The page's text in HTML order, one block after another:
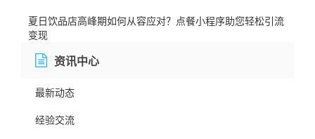
夏日饮品店高峰期如何从容应对？点餐小程序助您轻松引流
变现
资讯中心
最新动态
经验交流